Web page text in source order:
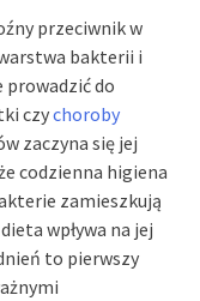
przeciwnik w
bakterii i
prowadzić do
czychoroby
zaczyna się jej
codzienna higiena
zamieszkują
wpływa na jej
to pierwszy